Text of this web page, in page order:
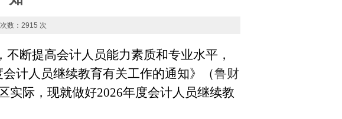
数：2915 次
， 不断提高会计人员能力素质和专业水平 ，
会计人员继续教育有关工作的通知》 （鲁财
实际，现就做好2026年度会计人员继续教